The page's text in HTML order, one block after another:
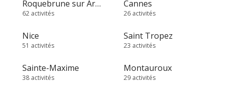
Roquebrune sur Argens
62 activités
Cannes
26 activités
Nice
51 activités
Saint Tropez
23 activités
Sainte-Maxime
38 activités
Montauroux
29 activités